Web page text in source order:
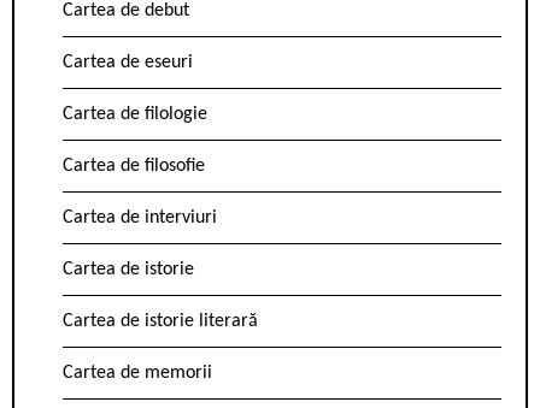
Cartea de debut
Cartea de eseuri
Cartea de filologie
Cartea de filosofie
Cartea de interviuri
Cartea de istorie
Cartea de istorie literară
Cartea de memorii